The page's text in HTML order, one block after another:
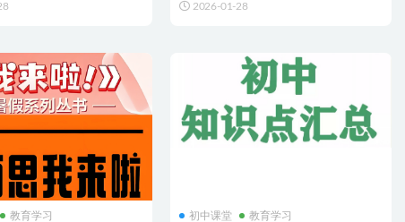
2026-01-28
教育学习 初中课堂 教育学习